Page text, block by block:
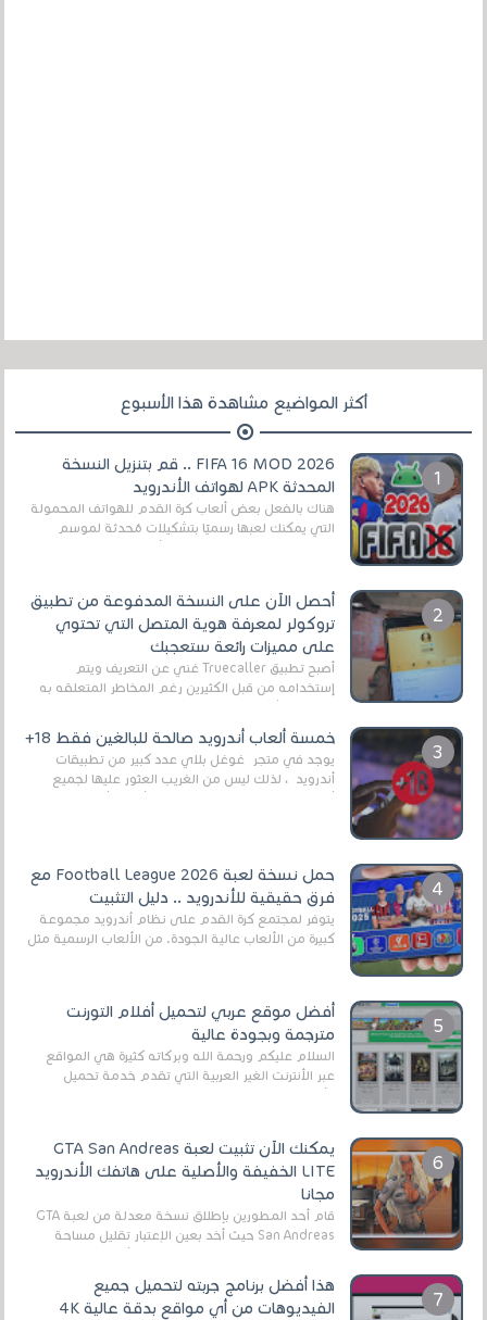
أكثر المواضيع مشاهدة هذا الأسبوع
FIFA 16 MOD 2026 .. قم بتنزيل النسخة
المحدثة APK لهواتف الأندرويد
هناك بالفعل بعض ألعاب كرة القدم للهواتف المحمولة
التي يمكنك لعبها رسميًا بتشكيلات مُحدثة لموسم
أحصل الآن على النسخة المدفوعة من تطبيق
تروكولر لمعرفة هوية المتصل التي تحتوي
على مميزات رائعة ستعجبك
أصبح تطبيق Truecaller غني عن التعريف ويتم
إستخدامه من قبل الكثيرين رغم المخاطر المتعلقه به
خمسة ألعاب أندرويد صالحة للبالغين فقط 18+
يوجد في متجر غوغل بلاي عدد كبير من تطبيقات
أندرويد ، لذلك ليس من الغريب العثور عليها لجميع
حمل نسخة لعبة Football League 2026 مع
فرق حقيقية للأندرويد .. دليل التثبيت
يتوفر لمجتمع كرة القدم على نظام أندرويد مجموعة
كبيرة من الألعاب عالية الجودة. من الألعاب الرسمية مثل
أفضل موقع عربي لتحميل أفلام التورنت
مترجمة وبجودة عالية
السلام عليكم ورحمة الله وبركاته كثيرة هي المواقع
عبر الأنترنت الغير العربية التي تقدم خدمة تحميل
يمكنك الآن تثبيت لعبة GTA San Andreas
LITE الخفيفة والأصلية على هاتفك الأندرويد
مجانا
قام أحد المطورين بإطلاق نسخة معدلة من لعبة GTA
San Andreas حيث أخد بعين الإعتبار تقليل مساحة
هذا أفضل برنامج جربته لتحميل جميع
الفيديوهات من أي مواقع بدقة عالية 4K